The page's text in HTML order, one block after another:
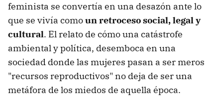
feminista se convertía en una desazón ante lo
que se vivía comoun retroceso social, legal y
cultural. El relato de cómo una catástrofe
ambiental y política, desemboca en una
sociedad donde las mujeres pasan a ser meros
"recursos reproductivos" no deja de ser una
metáfora de los miedos de aquella época.